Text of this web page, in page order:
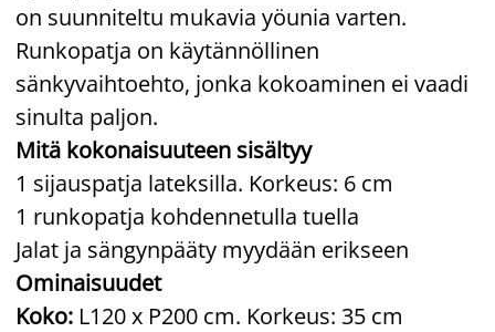
on suunniteltu mukavia yöunia varten.
Runkopatja on käytännöllinen
sänkyvaihtoehto, jonka kokoaminen ei vaadi
sinulta paljon.
Mitä kokonaisuuteen sisältyy
1 sijauspatja lateksilla. Korkeus: 6 cm
1 runkopatja kohdennetulla tuella
Jalat ja sängynpääty myydään erikseen
Ominaisuudet
Koko: L120 x P200 cm. Korkeus: 35 cm